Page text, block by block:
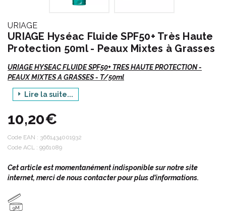
URIAGE
URIAGE Hyséac Fluide SPF50+ Très Haute
Protection 50ml - Peaux Mixtes à Grasses
URIAGE HYSEAC FLUIDE SPF50+ TRES HAUTE PROTECTION -
PEAUX MIXTES A GRASSES - T/50ml
HYSÉAC, le programme des peaux mixtes à grasses.
Pour une peau nette, matifiée et sans défauts.
Indications :
Photoprotection des peaux mixtes à grasses.
Lire la suite...
10,20€
Code EAN : 3661434001932
Code ACL : 9961089
Cet article est momentanément indisponible sur notre site
internet, merci de nous contacter pour plus d’informations.
9M